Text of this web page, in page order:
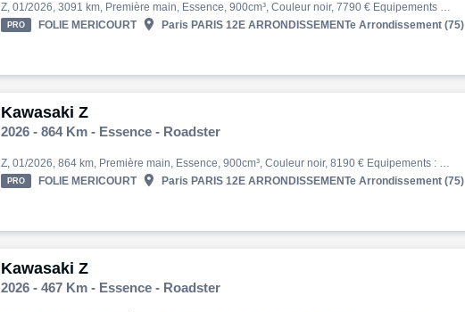
Z, 01/2026, 3091 km, Première main, Essence, 900cm³, Couleur noir, 7790 € Equipements : ? À découvrir chez Kawasaki Folie Mericourt : cette superbe Kawasaki Z 900 bridée A2 2025, disponible à crédit ou au comptant ! ? Exemple de financement personnalisé : Avec un apport de 2000 …
PRO FOLIE MERICOURT  Paris PARIS 12E ARRONDISSEMENTe Arrondissement (75)
Kawasaki Z
2026 - 864 Km - Essence - Roadster
Z, 01/2026, 864 km, Première main, Essence, 900cm³, Couleur noir, 8190 € Equipements : ? À découvrir chez Kawasaki Folie Mericourt : cette superbe Kawasaki Z 900 2026, disponible à crédit ou au comptant ! ? Exemple de financement personnalisé : Avec un apport de 2000 EUR, repart…
PRO FOLIE MERICOURT  Paris PARIS 12E ARRONDISSEMENTe Arrondissement (75)
Kawasaki Z
2026 - 467 Km - Essence - Roadster